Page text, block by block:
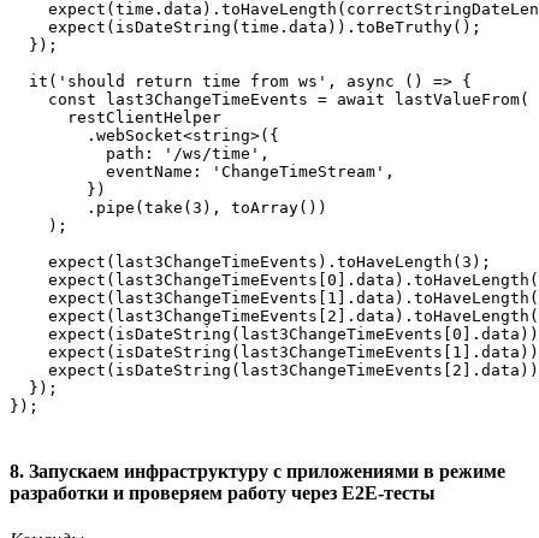
    expect(isDateString(time.data)).toBeTruthy();
  });
  it('should return time from ws', async () => {
    const last3ChangeTimeEvents = await lastValueFrom(
      restClientHelper
        .webSocket<string>({
          path: '/ws/time',
          eventName: 'ChangeTimeStream',
        })
        .pipe(take(3), toArray())
    );
    expect(last3ChangeTimeEvents).toHaveLength(3);
  });
8. Запускаем инфраструктуру с приложениями в режиме
разработки и проверяем работу через E2E-тесты